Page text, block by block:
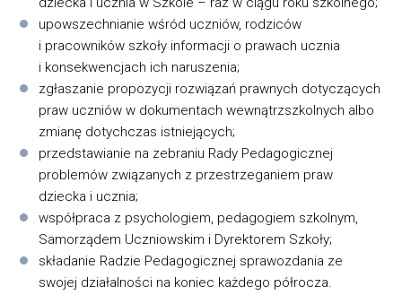
upowszechnianie wśród uczniów, rodziców
i pracowników szkoły informacji o prawach ucznia
i konsekwencjach ich naruszenia;
zgłaszanie propozycji rozwiązań prawnych dotyczących
praw uczniów w dokumentach wewnątrzszkolnych albo
zmianę dotychczas istniejących;
przedstawianie na zebraniu Rady Pedagogicznej
problemów związanych z przestrzeganiem praw
dziecka i ucznia;
współpraca z psychologiem, pedagogiem szkolnym,
Samorządem Uczniowskim i Dyrektorem Szkoły;
składanie Radzie Pedagogicznej sprawozdania ze
swojej działalności na koniec każdego półrocza.